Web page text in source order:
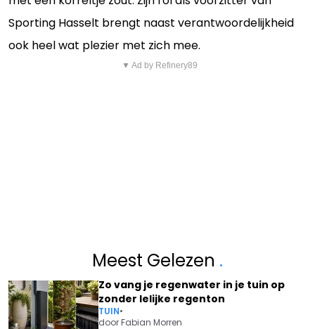
Sporting Hasselt brengt naast verantwoordelijkheid
ook heel wat plezier met zich mee.
▼ Ad by Refinery89
Meest Gelezen .
Zo vang je regenwater in je tuin op
zonder lelijke regenton
TUIN•
doorFabian Morren